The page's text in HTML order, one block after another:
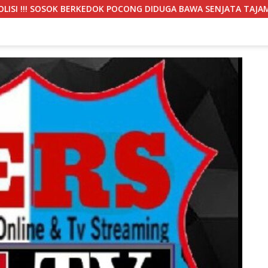
BAWA SENJATA TAJAM RESAHKAN WARGA SEKITAR